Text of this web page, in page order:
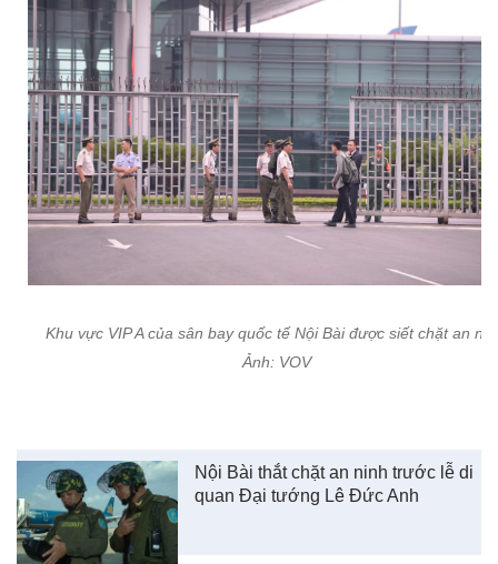
Khu vực VIP A của sân bay quốc tế Nội Bài được siết chặt an
Ảnh: VOV
Nội Bài thắt chặt an ninh trước lễ di
quan Đại tướng Lê Đức Anh